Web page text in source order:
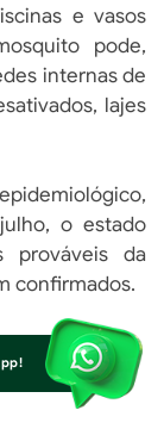
e vasos
pode,
internas de
lajes
o estado
prováveis da
confirmados.